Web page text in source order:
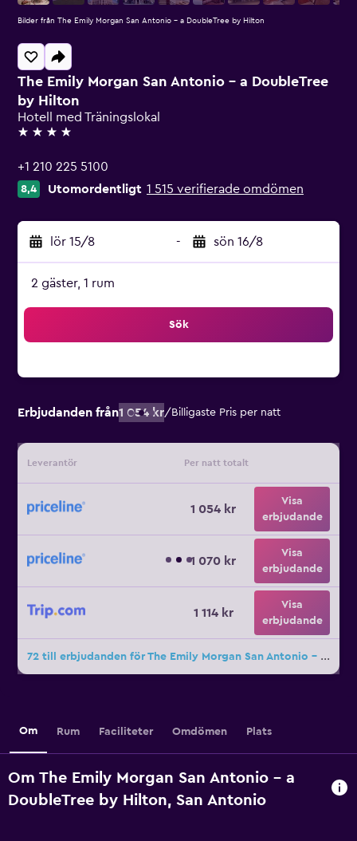
The Emily Morgan San Antonio - a DoubleTree
by Hilton
Hotell med Träningslokal
4 stjärnor
+1 210 225 5100
8,4 Utomordentligt 1 515 verifierade omdömen
lör 15/8 - sön 16/8
2 gäster, 1 rum
Sök
Erbjudanden från1 054 kr/ Billigaste Pris per natt
Leverantör Per natt totalt
1 054 kr
Visa
erbjudande
1 070 kr
Visa
erbjudande
1 114 kr
Visa
erbjudande
72 till erbjudanden för The Emily Morgan San Antonio - a DoubleTree by Hilton
Bilder från The Emily Morgan San Antonio - a DoubleTree by Hilton
Om Rum Faciliteter Omdömen Plats
Om The Emily Morgan San Antonio - a
DoubleTree by Hilton, San Antonio